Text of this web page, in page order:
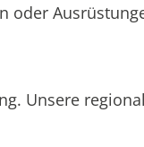
oder
Unsere